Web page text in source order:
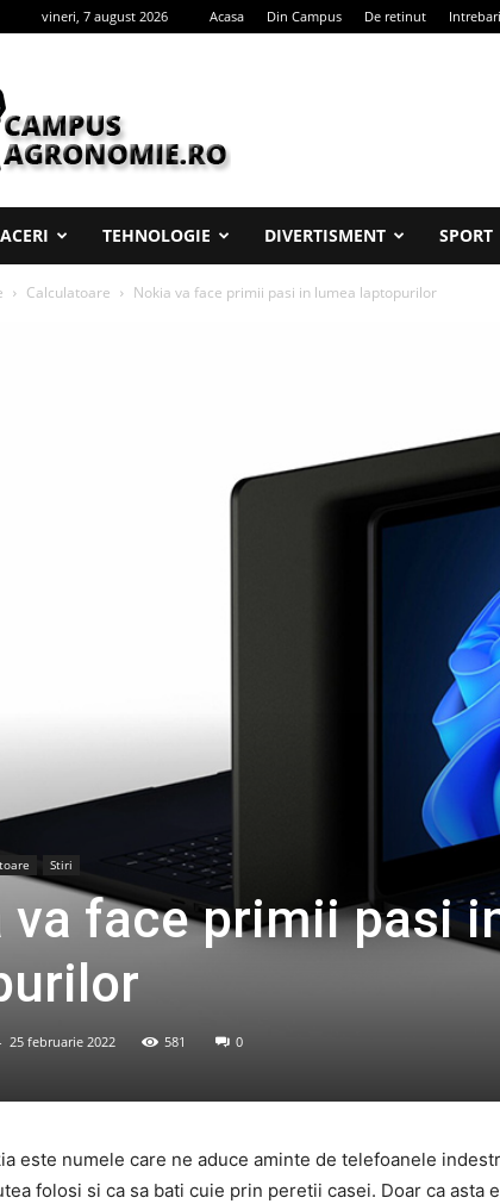
vineri, 7 august 2026 Acasa Din Campus De retinut
TEHNOLOGIE DIVERTISMENT SPORT
Calculatoare Nokia va face primii pasi in lumea laptopurilor
Stiri
va face primii pasi
25 februarie 2022 581 0
este numele care ne aduce aminte de telefoanele
folosi si ca sa bati cuie prin peretii casei. Doar ca asta